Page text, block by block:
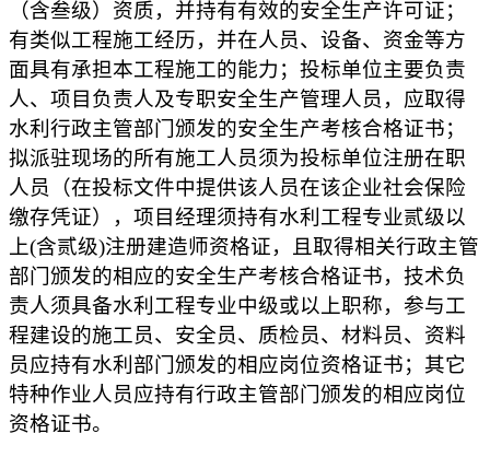
（含叁级）资质，并持有有效的安全生产许可证；
有类似工程施工经历，并在人员、设备、资金等方
面具有承担本工程施工的能力；投标单位主要负责
人、项目负责人及专职安全生产管理人员，应取得
水利行政主管部门颁发的安全生产考核合格证书；
拟派驻现场的所有施工人员须为投标单位注册在职
人员（在投标文件中提供该人员在该企业社会保险
缴存凭证），项目经理须持有水利工程专业贰级以
上(含贰级)注册建造师资格证，
且取得相关行政主管
部门颁发的相应的安全生产考核合格证书，技术负
责人须具备水利工程专业中级或以上职称，参与工
程建设的施工员、安全员、质检员、材料员、资料
员应持有水利部门颁发的相应岗位资格证书；其它
特种作业人员应持有行政主管部门颁发的相应岗位
资格证书。